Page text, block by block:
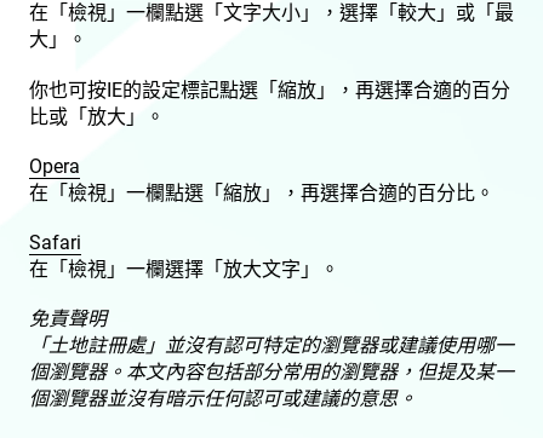
在「檢視」一欄點選「文字大小」，選擇「較大」或「最
大」。
你也可按IE的設定標記點選「縮放」，再選擇合適的百分
比或「放大」。
Opera
在「檢視」一欄點選「縮放」，再選擇合適的百分比。
Safari
在「檢視」一欄選擇「放大文字」。
免責聲明
「土地註冊處」並沒有認可特定的瀏覽器或建議使用哪一
個瀏覽器。本文內容包括部分常用的瀏覽器，但提及某一
個瀏覽器並沒有暗示任何認可或建議的意思。